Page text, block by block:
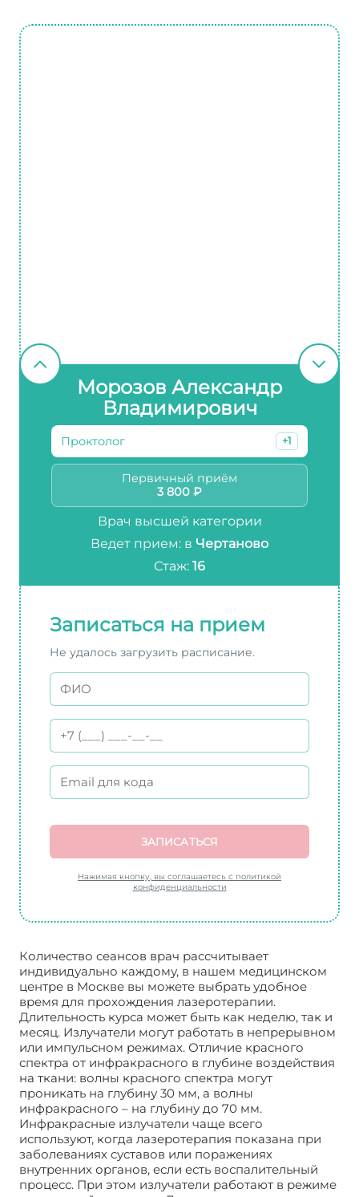
Морозов Александр
Владимирович
Проктолог +1
Первичный приём
3 800 ₽
Врач высшей категории
Ведет прием: в Чертаново
Стаж: 16
Записаться на прием
Не удалось загрузить расписание.
ЗАПИСАТЬСЯ
Нажимая кнопку, вы соглашаетесь с политикой
конфиденциальности
Количество сеансов врач рассчитывает
индивидуально каждому, в нашем медицинском
центре в Москве вы можете выбрать удобное
время для прохождения лазеротерапии.
Длительность курса может быть как неделю, так и
месяц. Излучатели могут работать в непрерывном
или импульсном режимах. Отличие красного
спектра от инфракрасного в глубине воздействия
на ткани: волны красного спектра могут
проникать на глубину 30 мм, а волны
инфракрасного – на глубину до 70 мм.
Инфракрасные излучатели чаще всего
используют, когда лазеротерапия показана при
заболеваниях суставов или поражениях
внутренних органов, если есть воспалительный
процесс. При этом излучатели работают в режиме